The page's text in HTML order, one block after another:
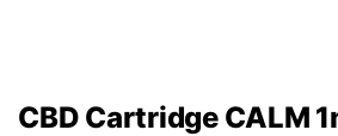
CBD Cartridge CALM